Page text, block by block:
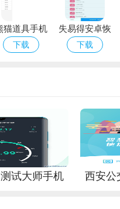
更新枣果市场行情，包括价
合理的销售策略。
、管理、加工等知识库，
直观的设计风格，即便是对
信息还是接受管理建议，
了果农的时间与精力。
能传统农业，提高生产效
。
App以其独特的优势，实现
猫道具手机
版下载_熊猫
下载
失易得安卓恢
复手机版下载
下载
试大师手机
西安公